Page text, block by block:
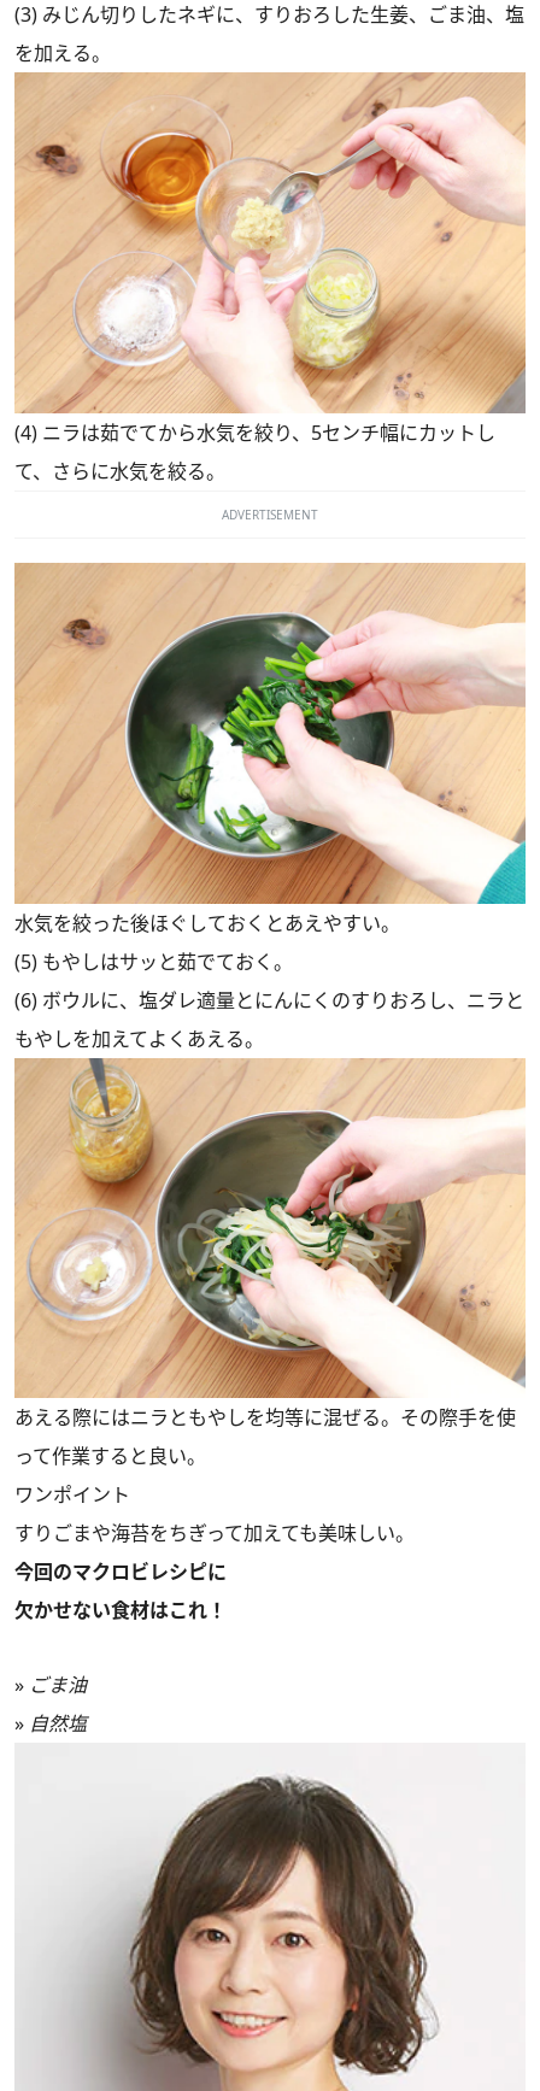
(3) みじん切りしたネギに、すりおろした生姜、ごま油、塩
を加える。
(4) ニラは茹でてから水気を絞り、5センチ幅にカットし
て、さらに水気を絞る。
ADVERTISEMENT
水気を絞った後ほぐしておくとあえやすい。
(5) もやしはサッと茹でておく。
(6) ボウルに、塩ダレ適量とにんにくのすりおろし、ニラと
もやしを加えてよくあえる。
あえる際にはニラともやしを均等に混ぜる。その際手を使
って作業すると良い。
ワンポイント
すりごまや海苔をちぎって加えても美味しい。
今回のマクロビレシピに
欠かせない食材はこれ！
» ごま油
» 自然塩